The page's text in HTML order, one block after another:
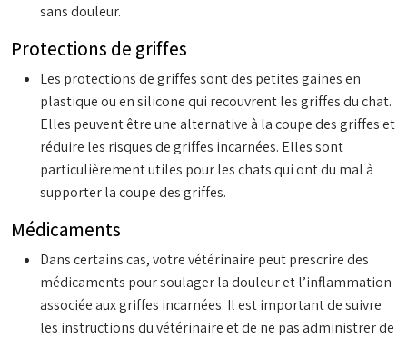
sans douleur.
Protections de griffes
Les protections de griffes sont des petites gaines en
plastique ou en silicone qui recouvrent les griffes du chat.
Elles peuvent être une alternative à la coupe des griffes et
réduire les risques de griffes incarnées. Elles sont
particulièrement utiles pour les chats qui ont du mal à
supporter la coupe des griffes.
Médicaments
Dans certains cas, votre vétérinaire peut prescrire des
médicaments pour soulager la douleur et l’inflammation
associée aux griffes incarnées. Il est important de suivre
les instructions du vétérinaire et de ne pas administrer de